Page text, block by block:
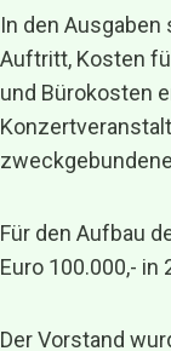
In den
Auftritt, Kosten
und Bürokosten
Für den Aufbau
Euro 100.000,-
Der Vorstand